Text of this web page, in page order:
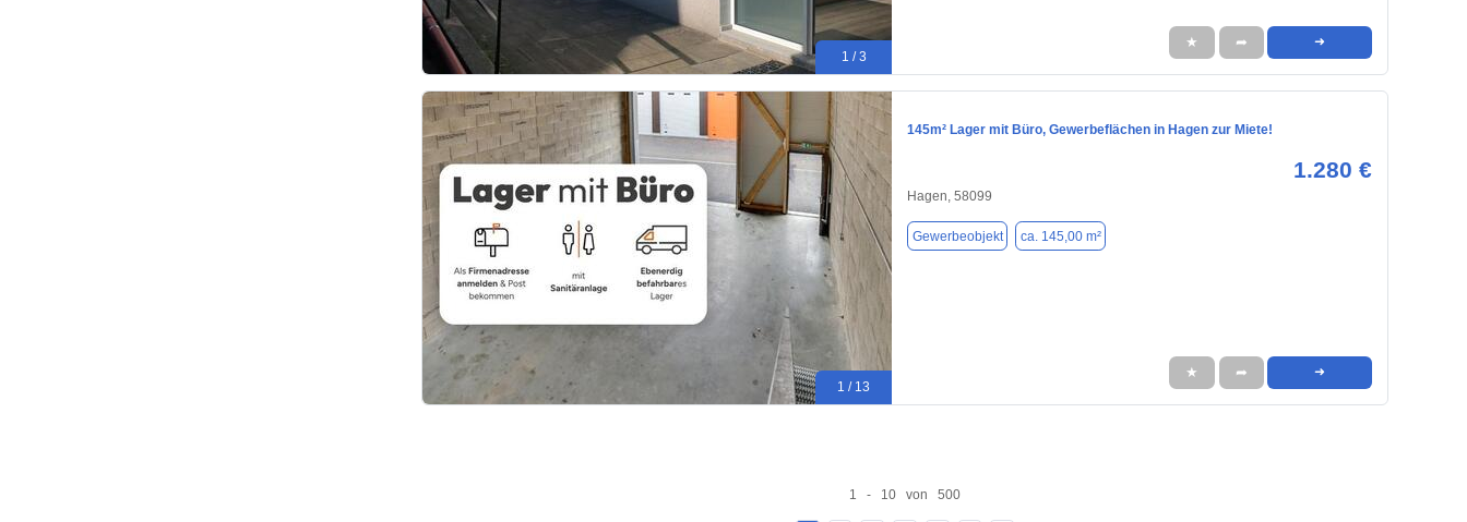
1 / 3
★ ➦ ➜
1 / 13
145m² Lager mit Büro, Gewerbeflächen in Hagen zur Miete!
1.280 €
Hagen, 58099
Gewerbeobjekt ca. 145,00 m²
★ ➦ ➜
1 - 10 von 500